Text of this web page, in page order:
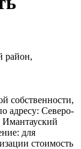
район,
собственности,
адресу: Северо-
Имантауский
для
стоимость